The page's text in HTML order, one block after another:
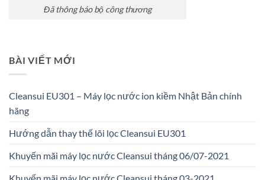
Đã thông báo bộ công thương
BÀI VIẾT MỚI
Cleansui EU301 – Máy lọc nước ion kiềm Nhật Bản chính
hãng
Hướng dẫn thay thế lõi lọc Cleansui EU301
Khuyến mãi máy lọc nước Cleansui tháng 06/07-2021